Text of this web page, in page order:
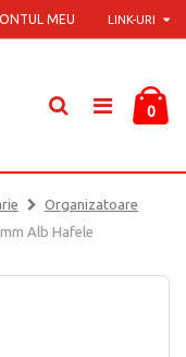
LINK-URI
MEU
0
Organizatoare
Alb Hafele